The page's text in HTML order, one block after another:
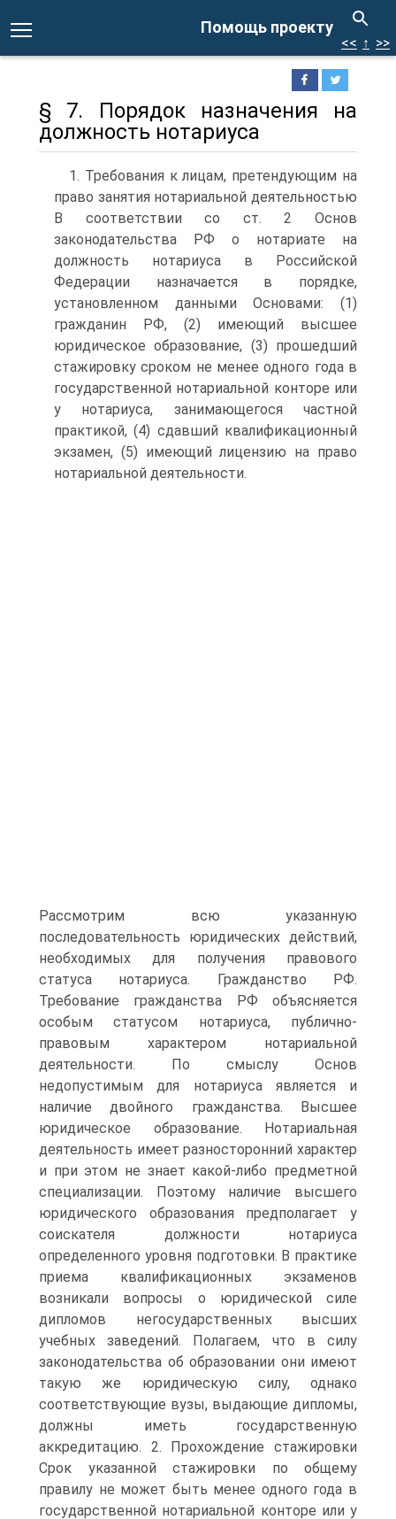
Помощь проекту
<< ↑ >>
§ 7. Порядок назначения на
должность нотариуса
1. Требования к лицам, претендующим на
право занятия нотариальной деятельностью
В соответствии со ст. 2 Основ
законодательства РФ о нотариате на
должность нотариуса в Российской
Федерации назначается в порядке,
установленном данными Основами: (1)
гражданин РФ, (2) имеющий высшее
юридическое образование, (3) прошедший
стажировку сроком не менее одного года в
государственной нотариальной конторе или
у нотариуса, занимающегося частной
практикой, (4) сдавший квалификационный
экзамен, (5) имеющий лицензию на право
нотариальной деятельности.
Рассмотрим всю указанную
последовательность юридических действий,
необходимых для получения правового
статуса нотариуса. Гражданство РФ.
Требование гражданства РФ объясняется
особым статусом нотариуса, публично-
правовым характером нотариальной
деятельности. По смыслу Основ
недопустимым для нотариуса является и
наличие двойного гражданства. Высшее
юридическое образование. Нотариальная
деятельность имеет разносторонний характер
и при этом не знает какой-либо предметной
специализации. Поэтому наличие высшего
юридического образования предполагает у
соискателя должности нотариуса
определенного уровня подготовки. В практике
приема квалификационных экзаменов
возникали вопросы о юридической силе
дипломов негосударственных высших
учебных заведений. Полагаем, что в силу
законодательства об образовании они имеют
такую же юридическую силу, однако
соответствующие вузы, выдающие дипломы,
должны иметь государственную
аккредитацию. 2. Прохождение стажировки
Срок указанной стажировки по общему
правилу не может быть менее одного года в
государственной нотариальной конторе или у